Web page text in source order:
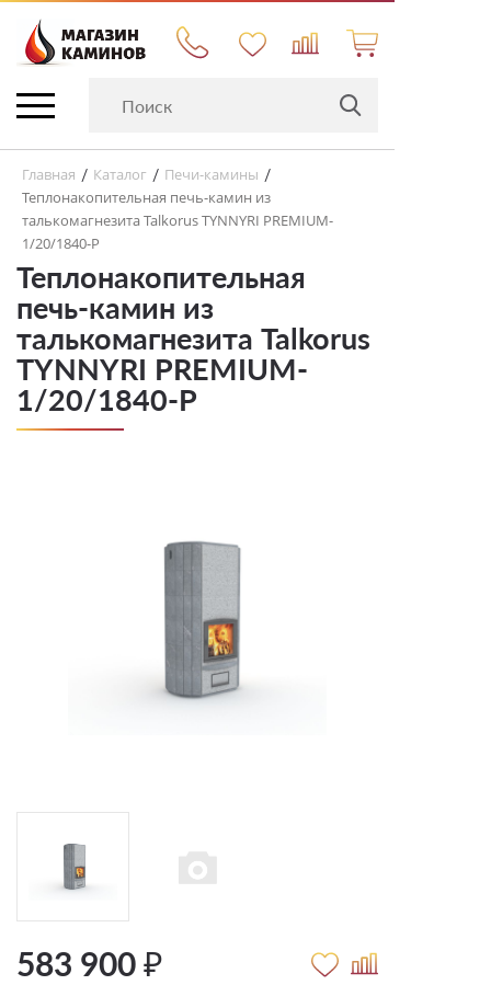
Главная / Каталог / Печи-камины /
Теплонакопительная печь-камин из
талькомагнезита Talkorus TYNNYRI PREMIUM-
1/20/1840-P
Теплонакопительная
печь-камин из
талькомагнезита Talkorus
TYNNYRI PREMIUM-
1/20/1840-P
583 900 ₽